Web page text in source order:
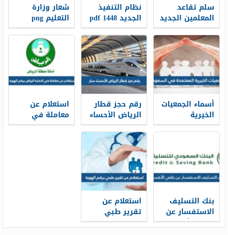
سلم تقاعد
المعلمين الجديد
1448
نظام التنفيذ
الجديد 1448 pdf
شعار وزارة
التعليم png
الجديد 1448
أسماء الجمعيات
الخيرية
المعتمدة في
السعودية
رقم حجز قطار
الرياض الأحساء
سار محطة
القطار الموحد
1448
استعلام عن
معاملة في
الامارة الرياض
بنك التسليف
الاستفسار عن
باقي الأقساط
استعلام عن
تقرير طبي
برقم الهوية